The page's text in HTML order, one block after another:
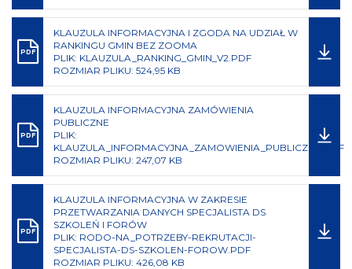
PDF
KLAUZULA INFORMACYJNA I ZGODA NA UDZIAŁ W
RANKINGU GMIN BEZ ZOOMA
PLIK: KLAUZULA_RANKING_GMIN_V2.PDF
ROZMIAR PLIKU: 524,95 KB
PDF
KLAUZULA INFORMACYJNA ZAMÓWIENIA
PUBLICZNE
PLIK:
KLAUZULA_INFORMACYJNA_ZAMOWIENIA_PUBLICZNE.PDF
ROZMIAR PLIKU: 247,07 KB
PDF
KLAUZULA INFORMACYJNA W ZAKRESIE
PRZETWARZANIA DANYCH SPECJALISTA DS
SZKOLEŃ I FORÓW
PLIK: RODO-NA_POTRZEBY-REKRUTACJI-
SPECJALISTA-DS-SZKOLEN-FOROW.PDF
ROZMIAR PLIKU: 426,08 KB